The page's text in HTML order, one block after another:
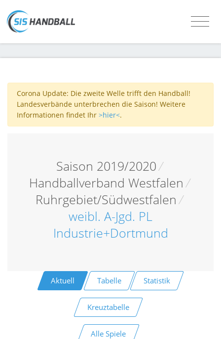
Corona Update: Die zweite Welle trifft den Handball!
Landesverbände unterbrechen die Saison! Weitere
Informationen findet Ihr >hier<.
Saison 2019/2020/
Handballverband Westfalen/
Ruhrgebiet/Südwestfalen /
weibl. A-Jgd. PL
Industrie+Dortmund
Aktuell Tabelle Statistik
Kreuztabelle
Alle Spiele